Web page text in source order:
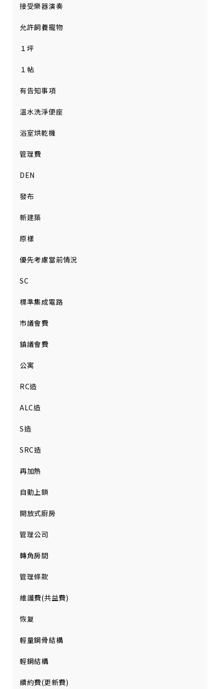
接受樂器演奏
允許飼養寵物
１坪
１帖
有告知事項
溫水洗淨便座
浴室烘乾機
管理費
DEN
發布
新建築
原樣
優先考慮當前情況
SC
標準集成電路
市議會費
鎮議會費
公寓
RC造
ALC造
S造
SRC造
再加熱
自動上鎖
開放式廚房
管理公司
轉角房間
管理條款
維護費(共益費)
恢复
輕量鋼骨結構
輕鋼結構
續約費(更新費)